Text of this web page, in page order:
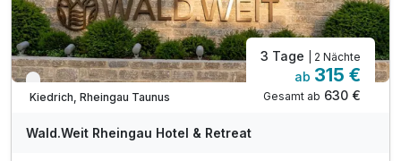
Verfügbar bis Dezember
Kiedrich, Rheingau Taunus
3 Tage | 2 Nächte
ab 315 €
Gesamt ab 630 €
Wald.Weit Rheingau Hotel & Retreat